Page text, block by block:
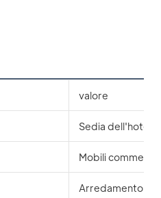
valore
Sedia dell'hotel
Mobili
Arredamento